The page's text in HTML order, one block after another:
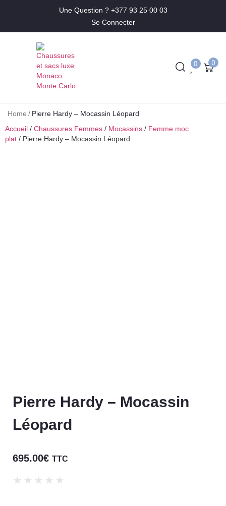
Une Question ? +377 93 25 00 03
Se Connecter
0 0
Home / Pierre Hardy – Mocassin Léopard
Accueil / Chaussures Femmes / Mocassins / Femme moc
plat / Pierre Hardy – Mocassin Léopard
Pierre Hardy – Mocassin
Léopard
695.00€ TTC
★ ★ ★ ★ ★